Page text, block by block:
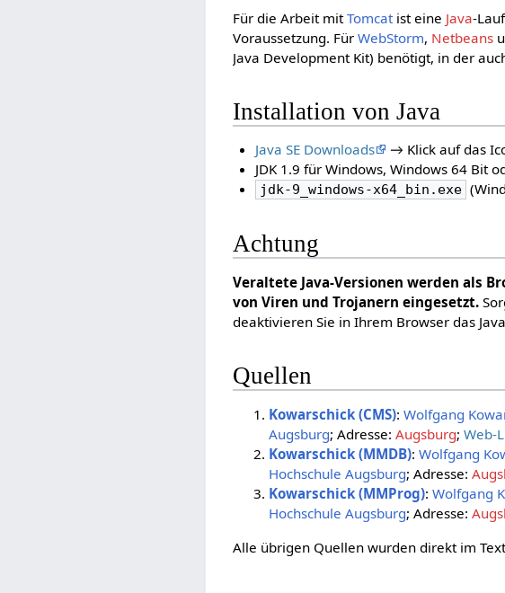
Für die Arbeit mitTomcat ist eine Java-
Voraussetzung. FürWebStorm, Netbeans
Java Development Kit) benötigt, in der
Installation von Java
Java SE Downloads
→ Klick auf das
JDK 1.9 für Windows, Windows 64 Bit
jdk-9_windows-x64_bin.exe
Achtung
Veraltete Java-Versionen werden als
von Viren und Trojanern eingesetzt.
deaktivieren Sie in Ihrem Browser das
Quellen
Kowarschick (CMS):Wolfgang
Augsburg; Adresse:Augsburg;Web-
Kowarschick (MMDB):Wolfgang
Hochschule Augsburg; Adresse:
Kowarschick (MMProg):Wolfgang
Hochschule Augsburg; Adresse:
Alle übrigen Quellen wurden direkt im